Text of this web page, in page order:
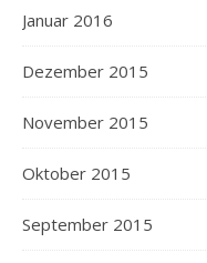
Januar 2016
Dezember 2015
November 2015
Oktober 2015
September 2015